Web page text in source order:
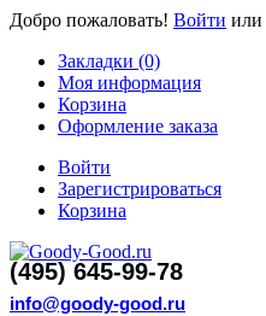
Добро пожаловать! Войти или
Закладки (0)
Моя информация
Корзина
Оформление заказа
Войти
Зарегистрироваться
Корзина
(495) 645-99-78
info@goody-good.ru